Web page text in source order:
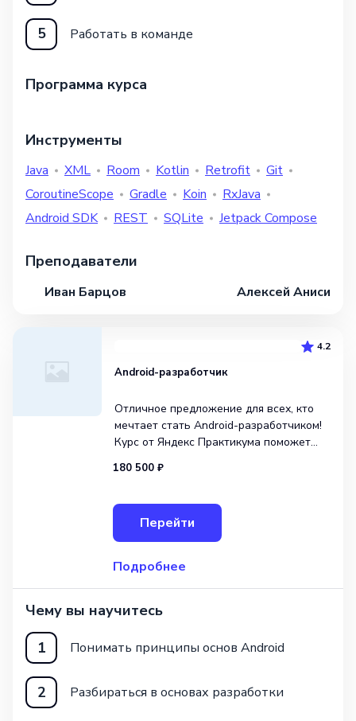
5 Работать в команде
Программа курса
Инструменты
Java XML Room Kotlin Retrofit
Git
CoroutineScope
Gradle Koin
RxJava
Android SDK
REST SQLite Jetpack Compose
Преподаватели
Иван Барцов Алексей Анисимов
4.2
Android-разработчик
Отличное предложение для всех, кто
мечтает стать Android-разработчиком!
Курс от Яндекс Практикума поможет
и Java для создания мобильных
Android. Присоединяйтесь и станьте
специалистом, востребованным на р
180 500 ₽
Перейти
Подробнее
Чему вы научитесь
1
Понимать принципы основ Android
2 Разбираться в основах разработки